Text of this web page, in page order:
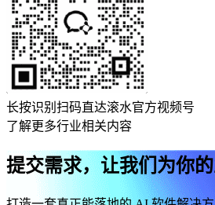
长按识别扫码直达滚水官方视频号
了解更多行业相关内容
提交需求，让我们为你